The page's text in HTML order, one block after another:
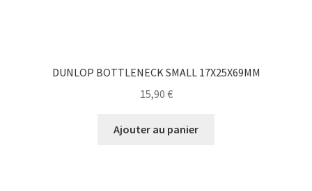
DUNLOP BOTTLENECK SMALL 17X25X69MM
15,90 €
Ajouter au panier